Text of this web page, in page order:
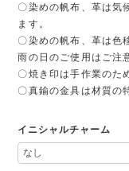
〇染めの帆布、革は気
ます。
〇染めの帆布、革は色
雨の日のご使用はご注
〇焼き印は手作業のた
〇真鍮の金具は材質の
イニシャルチャーム